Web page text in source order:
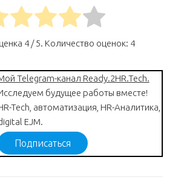
4/ 5. Количество оценок: 4
Telegram-канал Ready.2HR.Tech.
будущее работы вместе!
Tech, автоматизация, HR-Аналитика,
EJM.
Подписаться